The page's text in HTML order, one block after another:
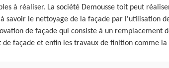
à réaliser. La société Demousse toit peut
savoir le nettoyage de la façade par l'utilisation
de façade qui consiste à un remplacement
de façade et enfin les travaux de finition comme la